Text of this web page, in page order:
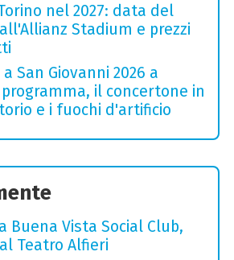
nel 2027: data del
Stadium e prezzi
San Giovanni 2026 a
il concertone in
e i fuochi d'artificio
Buena Vista Social Club,
Teatro Alfieri